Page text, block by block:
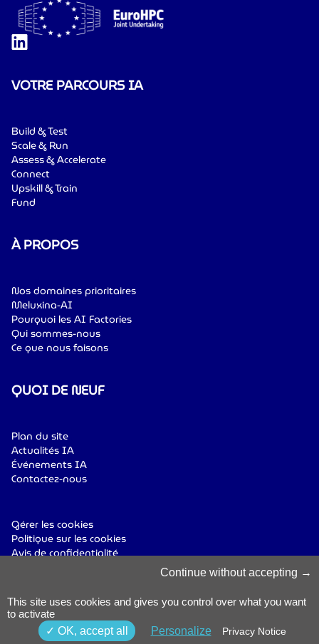
VOTRE PARCOURS IA
Build & Test
Scale & Run
Assess & Accelerate
Connect
Upskill & Train
Fund
À PROPOS
Nos domaines prioritaires
Meluxina-AI
Pourquoi les AI Factories
Qui sommes-nous
Ce que nous faisons
QUOI DE NEUF
Plan du site
Actualités IA
Événements IA
Contactez-nous
Gérer les cookies
Politique sur les cookies
Avis de confidentialité
d’alerte
Accessibilité
© 2025 Luxinnovation. All Rights
Reserved.
Continue without accepting
This site uses cookies and gives you control over what you want
to activate
OK, accept all
Personalize Privacy Notice